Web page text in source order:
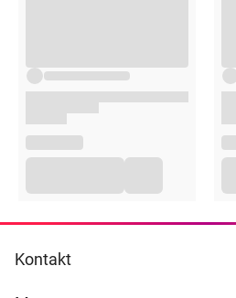
Kontakt